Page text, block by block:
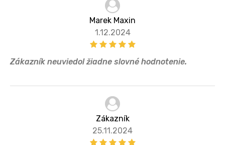
Marek Maxin
1.12.2024
Zákazník neuviedol žiadne slovné hodnotenie.
Zákazník
25.11.2024